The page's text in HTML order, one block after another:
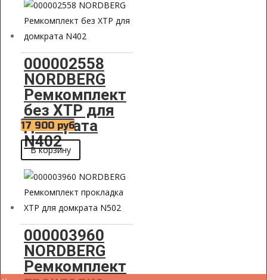
000002558
NORDBERG
Ремкомплект
без XTP для
домкрата
N402
17 900 руб
В корзину
000003960
NORDBERG
Ремкомплект